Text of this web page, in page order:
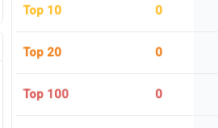
Top 10 0
Top 20 0
Top 100 0